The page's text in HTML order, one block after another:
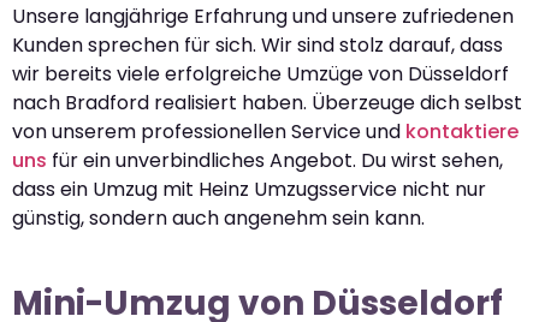
Unsere langjährige Erfahrung und unsere zufriedenen
Kunden sprechen für sich. Wir sind stolz darauf, dass
wir bereits viele erfolgreiche Umzüge von Düsseldorf
nach Bradford realisiert haben. Überzeuge dich selbst
von unserem professionellen Service und kontaktiere
uns für ein unverbindliches Angebot. Du wirst sehen,
dass ein Umzug mit Heinz Umzugsservice nicht nur
günstig, sondern auch angenehm sein kann.
Mini-Umzug von Düsseldorf